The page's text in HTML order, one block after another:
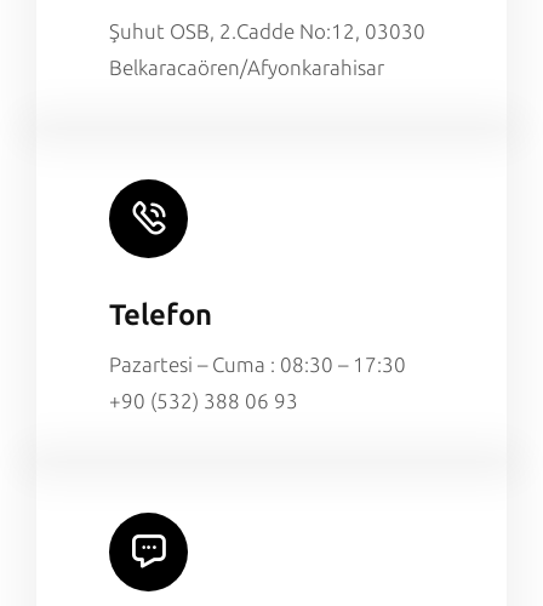
Şuhut OSB, 2.Cadde No:12, 03030
Belkaracaören/Afyonkarahisar
Telefon
Pazartesi – Cuma : 08:30 – 17:30
+90 (532) 388 06 93